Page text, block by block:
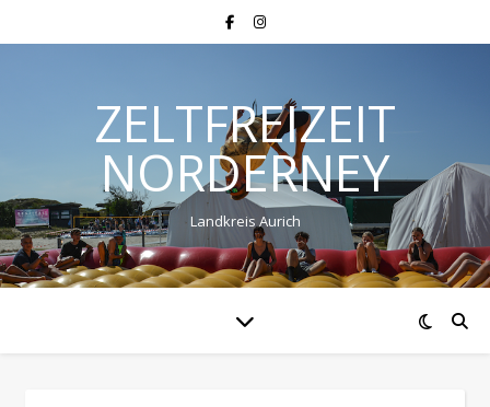
ZELTFREIZEIT
NORDERNEY
Landkreis Aurich